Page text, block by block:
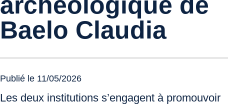
Baelo Claudia
Publié le 11/05/2026
Les deux institutions s’engagent à promouvoir